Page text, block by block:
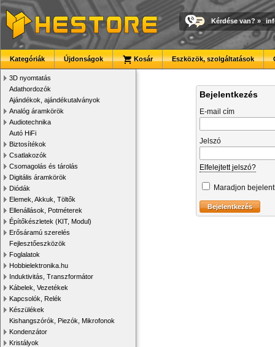
Kérdése van? »
Kategóriák Újdonságok Kosár Eszközök, szolgáltatások
3D nyomtatás
Adathordozók
Ajándékok, ajándékutalványok
Analóg áramkörök
Audiotechnika
Autó HiFi
Biztosítékok
Csatlakozók
Csomagolás és tárolás
Digitális áramkörök
Diódák
Elemek, Akkuk, Töltők
Ellenállások, Potméterek
Építőkészletek (KIT, Modul)
Erősáramú szerelés
Fejlesztőeszközök
Foglalatok
Hobbielektronika.hu
Induktivitás, Transzformátor
Kábelek, Vezetékek
Kapcsolók, Relék
Készülékek
Kishangszórók, Piezók, Mikrofonok
Kondenzátor
Kristályok
Bejelentkezés
E-mail cím
Jelszó
Elfelejtett jelszó?
Maradjon